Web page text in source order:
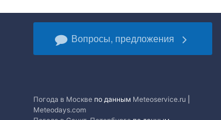
Вопросы, предложения
Погода в Москве по данным Meteoservice.ru
Meteodays.com